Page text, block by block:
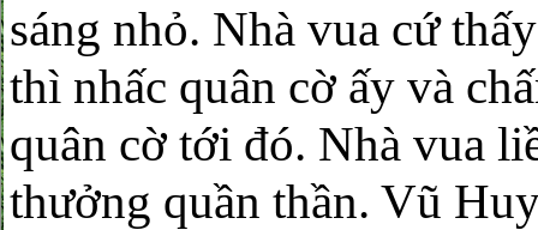
sáng nhỏ. Nhà vua cứ
thì nhấc quân cờ ấy và
quân cờ tới đó. Nhà vua
thưởng quần thần. Vũ